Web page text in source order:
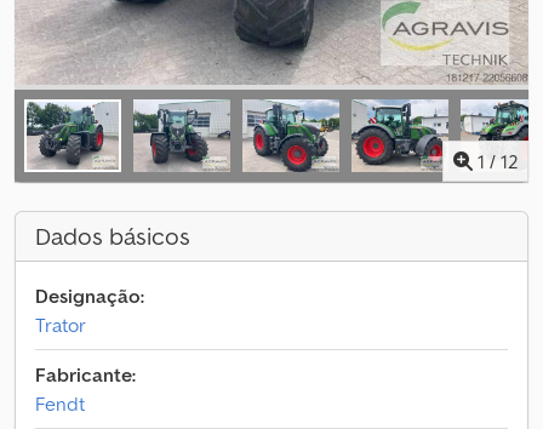
1 / 12
Dados básicos
Designação:
Trator
Fabricante:
Fendt